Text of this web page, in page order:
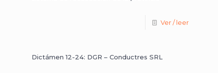
Ver / leer
Dictámen 12-24: DGR – Conductres SRL